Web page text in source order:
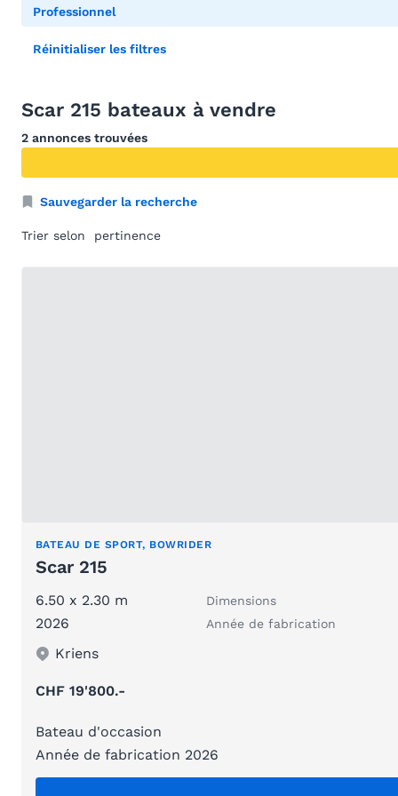
Professionnel
Réinitialiser les filtres
Scar 215 bateaux à vendre
2 annonces trouvées
Sauvegarder la recherche
Trier selon
BATEAU DE SPORT, BOWRIDER
Scar 215
6.50 x 2.30 m Dimensions
2026 Année de fabrication
Kriens
CHF 19'800.-
Bateau d'occasion
Année de fabrication 2026